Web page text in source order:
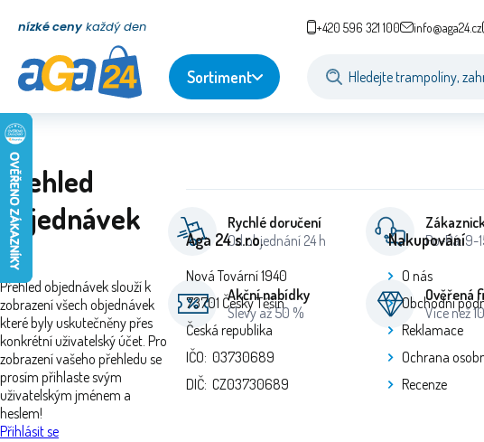
nízké ceny každý den +420 596 321 100 info@aga24.cz
Sortiment
Přehled
objednávek
Přehled objednávek slouží k
zobrazení všech objednávek
které byly uskutečněny přes
konkrétní uživatelský účet. Pro
zobrazení vašeho přehledu se
prosím přihlaste svým
uživatelským jménem a
heslem!
Přihlásit se
Rychlé doručení
Od objednání 24 h
Po-Pá: 9-
Akční nabídky
Slevy až 50 %
Ověřená
Více než
Aga 24 s.r.o.
Nová Tovární 1940
73701 Český Těšín
Česká republika
IČO: 03730689
DIČ: CZ03730689
Nakupování
O nás
Obchodní
Reklamace
Ochrana
Recenze